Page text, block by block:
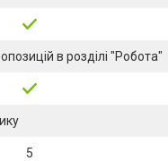
в розділі "Робота"
5